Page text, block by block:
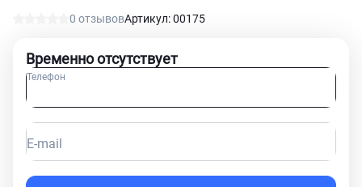
0 отзывовАртикул: 00175
Временно отсутствует
Телефон
E-mail